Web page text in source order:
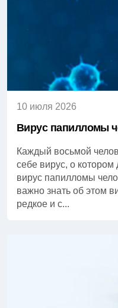
10 июля 2026
Вирус папилломы
Каждый восьмой
себе вирус, о
вирус папилломы
важно знать об этом
редкое и с...